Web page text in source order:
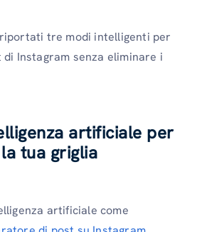
tre modi intelligenti per
Instagram senza eliminare i
artificiale per
tua griglia
artificiale come